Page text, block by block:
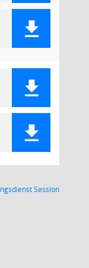
Session(Wird in